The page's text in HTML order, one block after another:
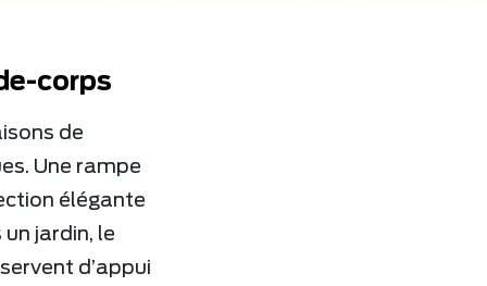
corps
de
Une rampe
élégante
jardin, le
d’appui